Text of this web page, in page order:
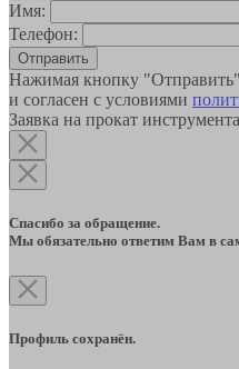
Имя:
Телефон:
Отправить
Нажимая кнопку
и согласен с условиями
Заявка на прокат инструмента
Спасибо за обращение.
Мы обязательно ответим Вам в
Профиль сохранён.